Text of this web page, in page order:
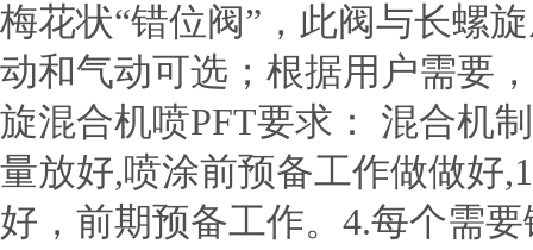
梅花状“错位阀”，此阀与长螺
动和气动可选；根据用户需要
旋混合机喷PFT要求： 混合机
量放好,喷涂前预备工作做做好
好，前期预备工作。4.每个需